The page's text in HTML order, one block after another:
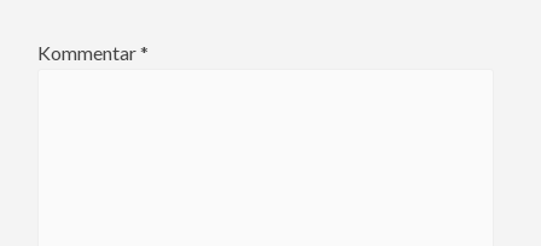
Kommentar*